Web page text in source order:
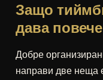
Защо
дава
Добре
направи две неща